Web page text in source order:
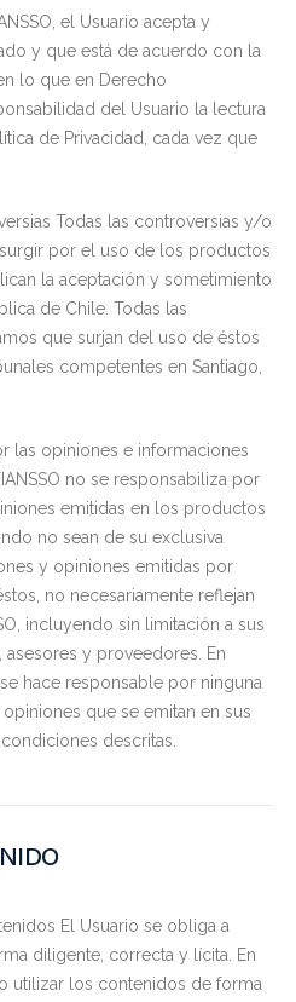
el Usuario acepta y
y que está de acuerdo con la
lo que en Derecho
del Usuario la lectura
de Privacidad, cada vez que
Todas las controversias y/o
por el uso de los productos
la aceptación y sometimiento
de Chile. Todas las
que surjan del uso de éstos
competentes en Santiago,
las opiniones e informaciones
no se responsabiliza por
emitidas en los productos
no sean de su exclusiva
y opiniones emitidas por
no necesariamente reflejan
incluyendo sin limitación a sus
y proveedores. En
hace responsable por ninguna
que se emitan en sus
descritas.
El Usuario se obliga a
diligente, correcta y lícita. En
utilizar los contenidos de forma